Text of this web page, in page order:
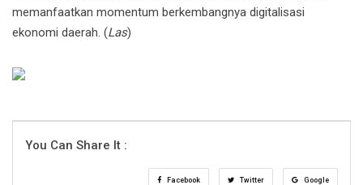
memanfaatkan momentum berkembangnya digitalisasi
ekonomi daerah. (Las)
You Can Share It :
Facebook Twitter Google